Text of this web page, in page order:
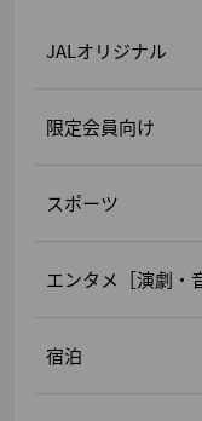
JALオリジナル
限定会員向け
スポーツ
エンタメ［演劇・
宿泊